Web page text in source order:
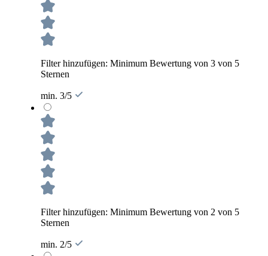
Filter hinzufügen: Minimum Bewertung von 3 von 5
Sternen
min. 3/5
Filter hinzufügen: Minimum Bewertung von 2 von 5
Sternen
min. 2/5